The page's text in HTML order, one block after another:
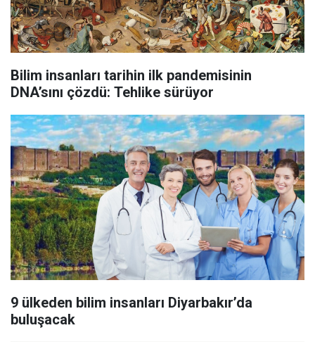
Bilim insanları tarihin ilk pandemisinin
DNA’sını çözdü: Tehlike sürüyor
9 ülkeden bilim insanları Diyarbakır’da
buluşacak